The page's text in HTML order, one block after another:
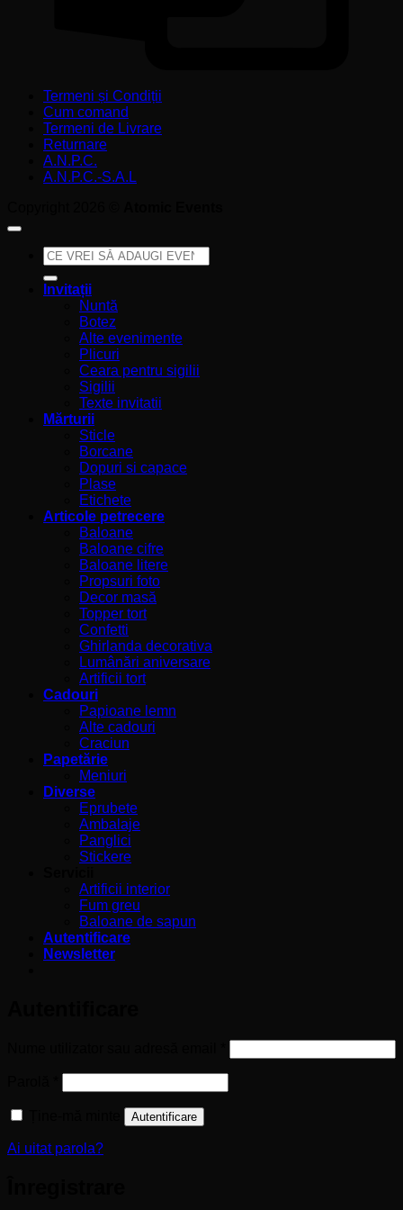
Termeni și Condiții
Cum comand
Termeni de Livrare
Returnare
A.N.P.C.
A.N.P.C.-S.A.L
Caută
după:
Invitații
Nuntă
Botez
Alte evenimente
Plicuri
Ceara pentru sigilii
Sigilii
Texte invitatii
Mărturii
Sticle
Borcane
Dopuri si capace
Plase
Etichete
Articole petrecere
Baloane
Baloane cifre
Baloane litere
Propsuri foto
Decor masă
Topper tort
Confetti
Ghirlanda decorativa
Lumânări aniversare
Artificii tort
Cadouri
Papioane lemn
Alte cadouri
Craciun
Papetărie
Meniuri
Diverse
Eprubete
Ambalaje
Panglici
Stickere
Artificii interior
Fum greu
Baloane de sapun
Autentificare
Newsletter
Autentificare
Ai uitat parola?